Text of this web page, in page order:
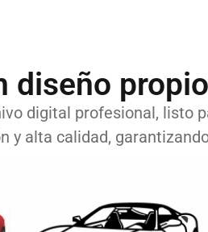
diseño
digital profesional, listo
y alta calidad,